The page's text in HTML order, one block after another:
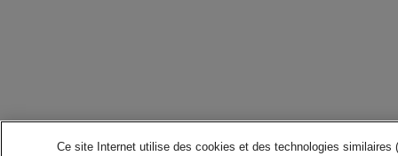
Ce site Internet utilise des cookies et des technologies